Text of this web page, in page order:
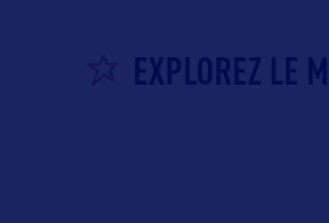
EXPLOREZ LE